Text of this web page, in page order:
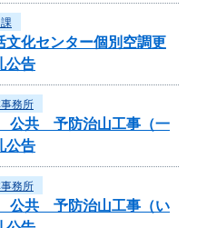
文化センター個別空調更
公告
務所
公共 予防治山工事（一
公告
務所
公共 予防治山工事（い